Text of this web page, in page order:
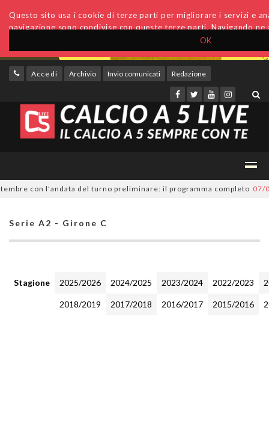
OK
Questo sito usa i cookie di terze parti per migliorare i servizi e
navigazione sono condivise con queste terze parti. Navigando
Accedi Archivio Invio comunicati Redazione
con l'andata del turno preliminare: il programma completo 07/08/
Serie A2 - Girone C
Stagione 2025/2026 2024/2025 2023/2024 2022/2023
2018/2019 2017/2018 2016/2017 2015/2016